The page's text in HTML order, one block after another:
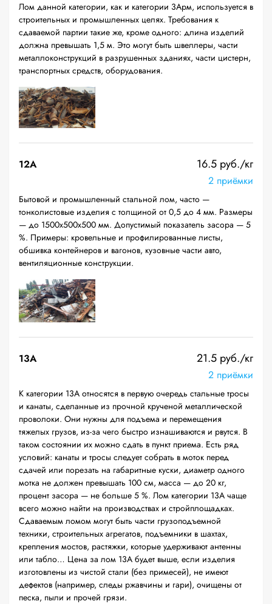
Лом данной категории, как и категории 3Арм, используется в
строительных и промышленных целях. Требования к
сдаваемой партии такие же, кроме одного: длина изделий
должна превышать 1,5 м. Это могут быть швеллеры, части
металлоконструкций в разрушенных зданиях, части цистерн,
транспортных средств, оборудования.
12A 16.5 руб./кг
2 приёмки
Бытовой и промышленный стальной лом, часто —
тонколистовые изделия с толщиной от 0,5 до 4 мм. Размеры
— до 1500х500х500 мм. Допустимый показатель засора — 5
%. Примеры: кровельные и профилированные листы,
обшивка контейнеров и вагонов, кузовные части авто,
вентиляционные конструкции.
13А 21.5 руб./кг
2 приёмки
К категории 13А относятся в первую очередь стальные тросы
и канаты, сделанные из прочной крученой металлической
проволоки. Они нужны для подъема и перемещения
тяжелых грузов, из-за чего быстро изнашиваются и рвутся. В
таком состоянии их можно сдать в пункт приема. Есть ряд
условий: канаты и тросы следует собрать в моток перед
сдачей или порезать на габаритные куски, диаметр одного
мотка не должен превышать 100 см, масса — до 20 кг,
процент засора — не больше 5 %. Лом категории 13А чаще
всего можно найти на производствах и стройплощадках.
Сдаваемым ломом могут быть части грузоподъемной
техники, строительных агрегатов, подъемники в шахтах,
крепления мостов, растяжки, которые удерживают антенны
или табло… Цена за лом 13А будет выше, если изделия
изготовлены из чистой стали (без примесей), не имеют
дефектов (например, следы ржавчины и гари), очищены от
песка, пыли и прочей грязи.